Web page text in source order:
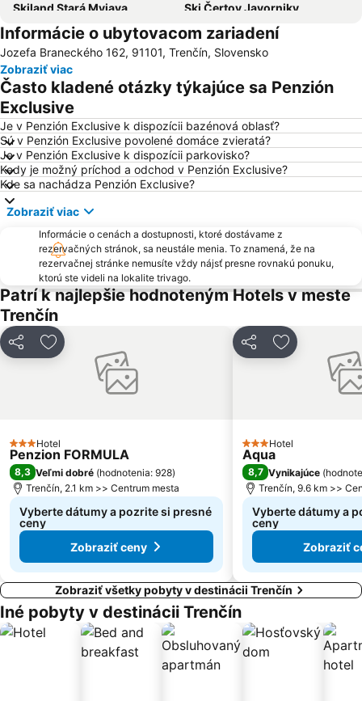
Skiland Stará Myjava
Ski Čertov Javorniky
Rozprávkový zámok
Skipark Kálnica
Lodenica
Kongresové centrum Zlín
Javorinka Čičmany
Bezovec
Kolonádový most
Informácie o ubytovacom zariadení
Jozefa Braneckého 162, 91101, Trenčín, Slovensko
Zobraziť viac
Často kladené otázky týkajúce sa Penzión
Exclusive
Je v Penzión Exclusive k dispozícii bazénová oblasť?
Sú v Penzión Exclusive povolené domáce zvieratá?
Je v Penzión Exclusive k dispozícii parkovisko?
Kedy je možný príchod a odchod v Penzión Exclusive?
Kde sa nachádza Penzión Exclusive?
Zobraziť viac
Informácie o cenách a dostupnosti, ktoré dostávame z
rezervačných stránok, sa neustále menia. To znamená, že na
rezervačnej stránke nemusíte vždy nájsť presne rovnakú ponuku,
ktorú ste videli na lokalite trivago.
Patrí k najlepšie hodnoteným Hotels v meste
Trenčín
ZdieľaťPridať do obľúbených
3 Počet hviezdičiek
Hotel
Penzion FORMULA
8,3 Veľmi dobré (hodnotenia: 928)
Trenčín, 2.1 km >> Centrum mesta
Vyberte dátumy a pozrite si presné
ceny
Zobraziť ceny
ZdieľaťPridať do
3 Počet hviezdičiek
Hotel
Aqua
8,7 Vynikajúce (
Trenčín, 9.6 km >>
Vyberte dátumy a
ceny
Zobraziť
Zobraziť všetky pobyty v destinácii Trenčín
Iné pobyty v destinácii Trenčín